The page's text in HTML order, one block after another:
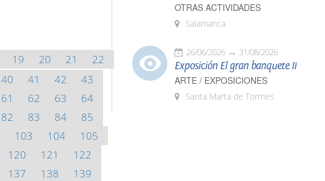
19 20 21
22
40 41 42
43
61 62 63
64
82 83 84
85
103 104
105
120 121
122
137 138
139
OTRAS ACTIVIDADES
Salamanca
26/06/2026 31/08/2026
Exposición El gran banquete II
ARTE / EXPOSICIONES
Santa Marta de Tormes